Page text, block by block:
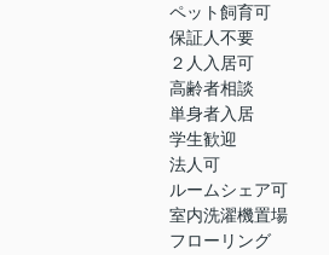
ペット飼育可
保証人不要
２人入居可
高齢者相談
単身者入居
学生歓迎
法人可
ルームシェア可
室内洗濯機置場
フローリング